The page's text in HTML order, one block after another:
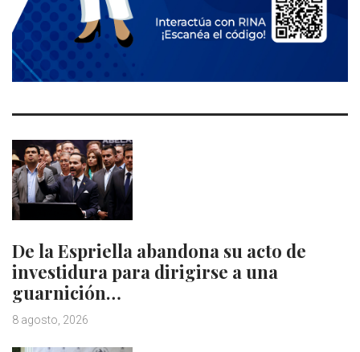
De la Espriella abandona su acto de
investidura para dirigirse a una
guarnición…
8 agosto, 2026